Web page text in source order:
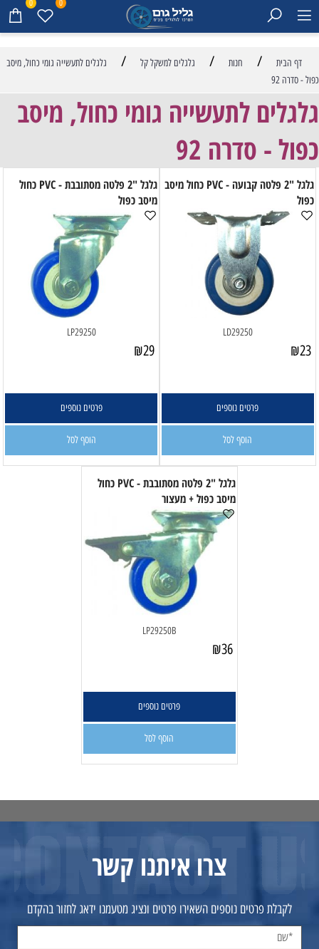
0 0
דף הבית / חנות / גלגלים למשקל קל /
גלגלים לתעשייה גומי כחול, מיסב
כפול - סדרה 92
גלגלים לתעשייה גומי כחול, מיסב
כפול - סדרה 92
גלגל "2 פלטה קבועה - PVC כחול מיסב
כפול
LD29250
₪23
פרטים נוספים
הוסף לסל
גלגל "2 פלטה מסתובבת - PVC כחול
מיסב כפול
LP29250
₪29
פרטים נוספים
הוסף לסל
גלגל "2 פלטה מסתובבת - PVC כחול
מיסב כפול + מעצור
LP29250B
₪36
פרטים נוספים
הוסף לסל
צרו איתנו קשר
לקבלת פרטים נוספים השאירו פרטים ונציג מטעמנו ידאג לחזור בהקדם